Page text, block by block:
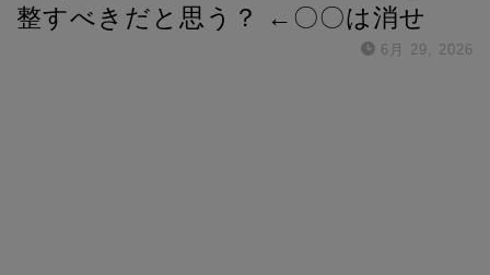
整すべきだと思う？ ←〇〇は消せ
6月 29, 2026